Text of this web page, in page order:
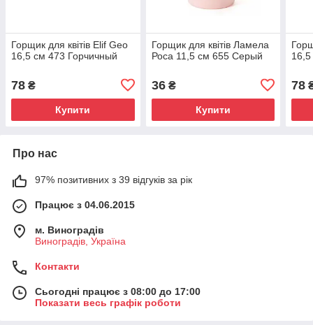
Горщик для квітів Elif Geo
16,5 см 473 Горчичный
78 ₴
Купити
Горщик для квітів Ламела
Роса 11,5 см 655 Серый
36₴
Купити
78
Про нас
97% позитивних з 39 відгуків за рік
Працює з 04.06.2015
м. Виноградів
Виноградів, Україна
Контакти
Сьогодні працює з 08:00 до 17:00
Показати весь графік роботи